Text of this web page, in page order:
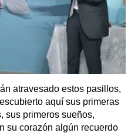
atravesado estos pasillos,
aquí sus primeras
sus primeros sueños,
su corazón algún recuerdo